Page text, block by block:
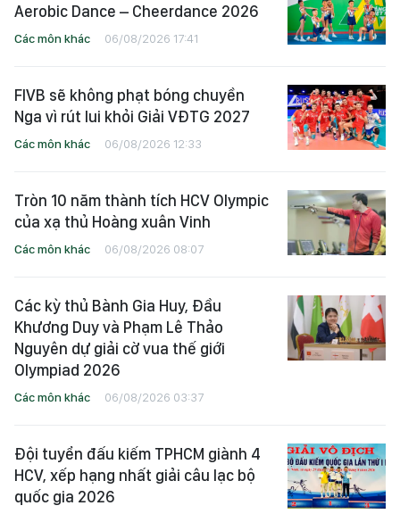
Aerobic Dance – Cheerdance 2026
Các môn khác 06/08/2026 17:41
FIVB sẽ không phạt bóng chuyền
Nga vì rút lui khỏi Giải VĐTG 2027
Các môn khác 06/08/2026 12:33
Tròn 10 năm thành tích HCV Olympic
của xạ thủ Hoàng xuân Vinh
Các môn khác 06/08/2026 08:07
Các kỳ thủ Bành Gia Huy, Đầu
Khương Duy và Phạm Lê Thảo
Nguyên dự giải cờ vua thế giới
Olympiad 2026
Các môn khác 06/08/2026 03:37
Đội tuyển đấu kiếm TPHCM giành 4
HCV, xếp hạng nhất giải câu lạc bộ
quốc gia 2026